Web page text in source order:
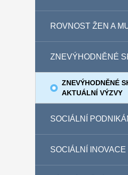
ROVNOST ŽEN A
ZNEVÝHODNĚNÉ
ZNEVÝHODNĚNÉ
AKTUÁLNÍ VÝZVY
SOCIÁLNÍ
SOCIÁLNÍ INOVACE